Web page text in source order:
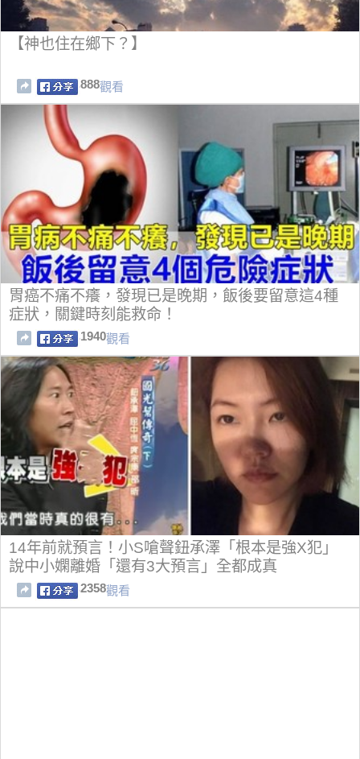
【神也住在鄉下？】
888觀看
胃癌不痛不癢，發現已是晚期，飯後要留意這4種
症狀，關鍵時刻能救命！
1940觀看
14年前就預言！小S嗆聲鈕承澤「根本是強X犯」
說中小嫻離婚「還有3大預言」全都成真
2358觀看